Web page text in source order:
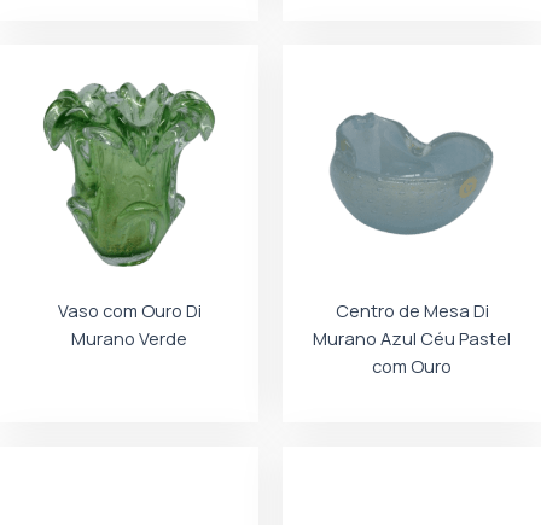
Vaso com Ouro Di
Murano Verde
Centro de Mesa Di
Murano Azul Céu Pastel
com Ouro